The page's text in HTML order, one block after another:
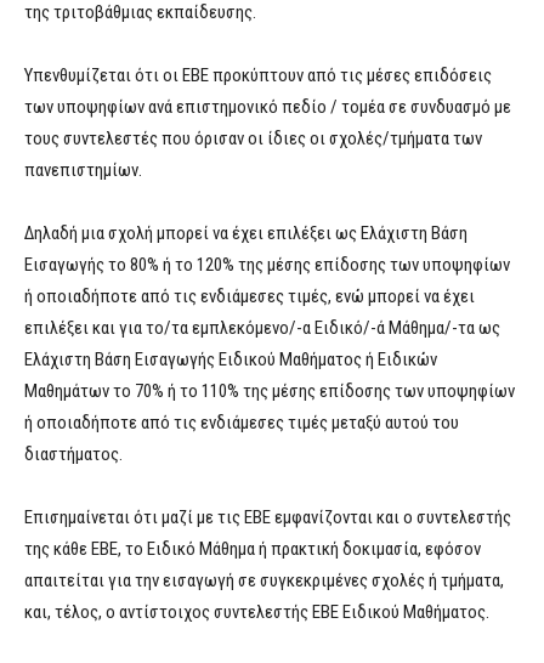
της τριτοβάθμιας εκπαίδευσης.
Υπενθυμίζεται ότι οι ΕΒΕ προκύπτουν από τις μέσες επιδόσεις
των υποψηφίων ανά επιστημονικό πεδίο / τομέα σε συνδυασμό με
τους συντελεστές που όρισαν οι ίδιες οι σχολές/τμήματα των
πανεπιστημίων.
Δηλαδή μια σχολή μπορεί να έχει επιλέξει ως Ελάχιστη Βάση
Εισαγωγής το 80% ή το 120% της μέσης επίδοσης των υποψηφίων
ή οποιαδήποτε από τις ενδιάμεσες τιμές, ενώ μπορεί να έχει
επιλέξει και για το/τα εμπλεκόμενο/-α Ειδικό/-ά Μάθημα/-τα ως
Ελάχιστη Βάση Εισαγωγής Ειδικού Μαθήματος ή Ειδικών
Μαθημάτων το 70% ή το 110% της μέσης επίδοσης των υποψηφίων
ή οποιαδήποτε από τις ενδιάμεσες τιμές μεταξύ αυτού του
διαστήματος.
Επισημαίνεται ότι μαζί με τις ΕΒΕ εμφανίζονται και ο συντελεστής
της κάθε ΕΒΕ, το Ειδικό Μάθημα ή πρακτική δοκιμασία, εφόσον
απαιτείται για την εισαγωγή σε συγκεκριμένες σχολές ή τμήματα,
και, τέλος, ο αντίστοιχος συντελεστής ΕΒΕ Ειδικού Μαθήματος.